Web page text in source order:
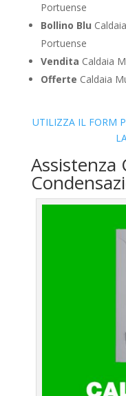
Portuense
Bollino Blu
Portuense
Vendita Caldaia
Offerte Caldaia
UTILIZZA IL FORM
Assistenza